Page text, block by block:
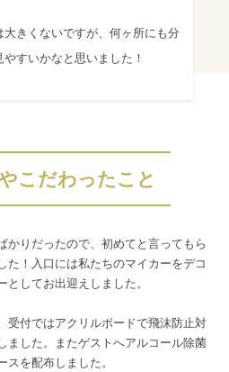
きくないですが、何ヶ所にも分
すいかなと思いました！
こだわったこと
かりだったので、初めてと言ってもら
た！入口には私たちのマイカーをデコ
してお出迎えしました。
受付ではアクリルボードで飛沫防止対
ました。またゲストへアルコール除菌
を配布しました。